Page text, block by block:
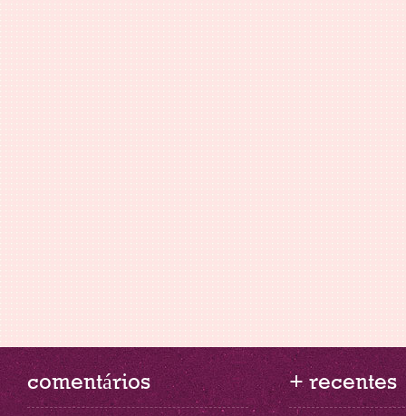
comentários + recentes